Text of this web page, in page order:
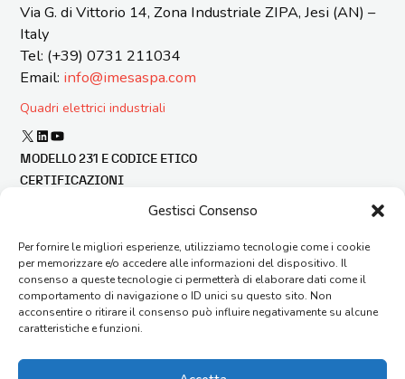
Gestisci Consenso
Per fornire le migliori esperienze, utilizziamo tecnologie come i cookie
per memorizzare e/o accedere alle informazioni del dispositivo. Il
consenso a queste tecnologie ci permetterà di elaborare dati come il
comportamento di navigazione o ID unici su questo sito. Non
acconsentire o ritirare il consenso può influire negativamente su alcune
caratteristiche e funzioni.
Via G. di Vittorio 14, Zona Industriale ZIPA, Jesi (AN) –
Italy
Tel: (+39) 0731 211034
Email: info@imesaspa.com
Quadri elettrici industriali
X LinkedIn YouTube
MODELLO 231 E CODICE ETICO
CERTIFICAZIONI
BILANCIO DI SOSTENIBILITÀ
SEGNALAZIONE ILLECITI
CONDIZIONI GENERALI DI FORNITURA
CONTATTI
AGENTI
FAQ
LAVORA CON NOI